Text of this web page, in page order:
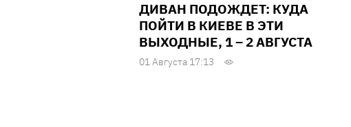
ДИВАН ПОДОЖДЕТ: КУДА
ПОЙТИ В КИЕВЕ В ЭТИ
ВЫХОДНЫЕ, 1 – 2 АВГУСТА
01 Августа 17:13